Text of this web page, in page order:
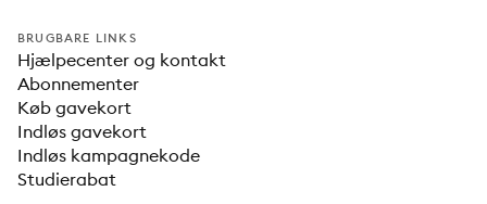
BRUGBARE LINKS
Hjælpecenter og kontakt
Abonnementer
Køb gavekort
Indløs gavekort
Indløs kampagnekode
Studierabat